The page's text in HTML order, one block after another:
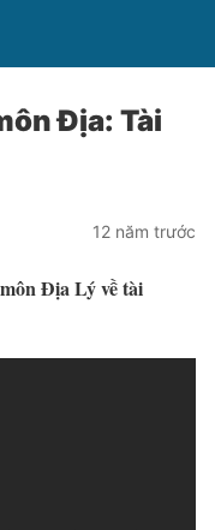
Địa: Tài
12 năm trước
Địa Lý về tài